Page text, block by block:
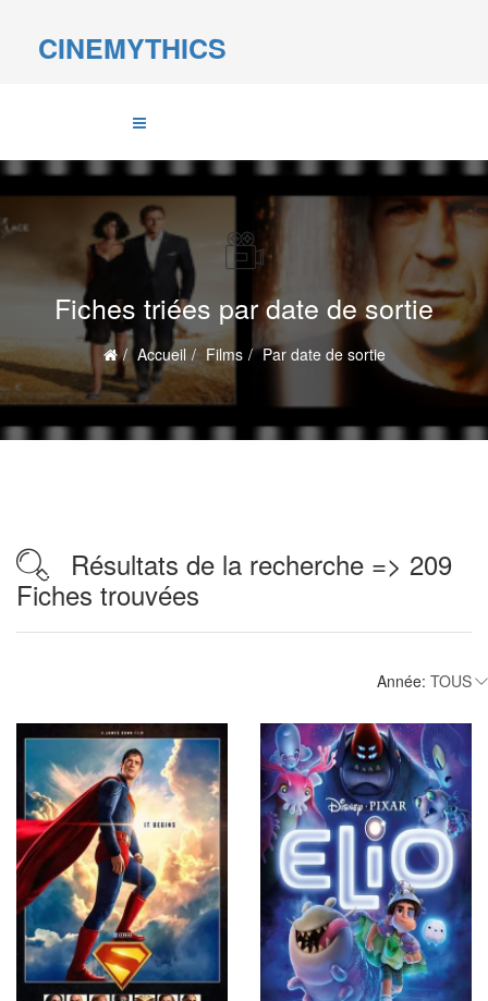
CINEMYTHICS
Fiches triées par date de sortie
Accueil Films Par date de sortie
Résultats de la recherche => 209
Fiches trouvées
Année: